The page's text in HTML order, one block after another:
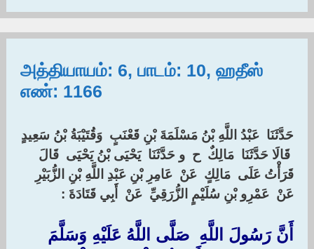
அத்தியாயம்: 6, பாடம்: 10, ஹதீஸ்
எண்: 1166
حَدَّثَنَا ‏ ‏عَبْدُ اللَّهِ بْنُ مَسْلَمَةَ بْنِ قَعْنَبٍ ‏ ‏وَقُتَيْبَةُ بْنُ سَعِيدٍ
‏ ‏قَالَا حَدَّثَنَا ‏ ‏مَالِكٌ ‏ ‏ح ‏ ‏و حَدَّثَنَا ‏ ‏يَحْيَى بْنُ يَحْيَى ‏ ‏قَالَ
قَرَأْتُ عَلَى ‏ ‏مَالِكٍ ‏ ‏عَنْ ‏ ‏عَامِرِ بْنِ عَبْدِ اللَّهِ بْنِ الزُّبَيْرِ ‏
‏عَنْ ‏ ‏عَمْرِو بْنِ سُلَيْمٍ الزُّرَقِيِّ ‏ ‏عَنْ ‏ ‏أَبِي قَتَادَةَ ‏:‏
أَنَّ رَسُولَ اللَّهِ ‏ ‏صَلَّى اللَّهُ عَلَيْهِ وَسَلَّمَ ‏